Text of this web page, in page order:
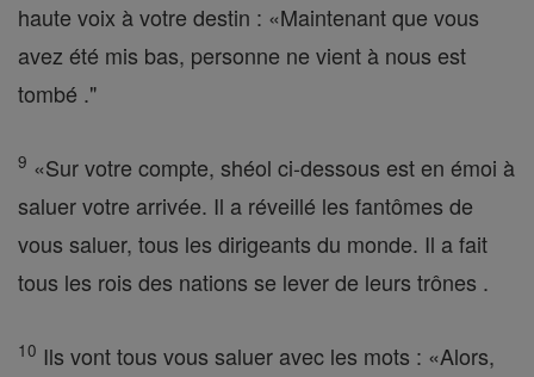
haute voix à votre destin : «Maintenant que vous
avez été mis bas, personne ne vient à nous est
tombé ."
9 «Sur votre compte, shéol ci-dessous est en émoi à
saluer votre arrivée. Il a réveillé les fantômes de
vous saluer, tous les dirigeants du monde. Il a fait
tous les rois des nations se lever de leurs trônes .
10 Ils vont tous vous saluer avec les mots : «Alors,